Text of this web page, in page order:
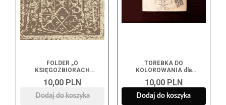
FOLDER „O
KSIĘGOZBIORACH
10,00 PLN
Dodaj do koszyka
TOREBKA DO
KOLOROWANIA dla
10,00 PLN
Dodaj do koszyka